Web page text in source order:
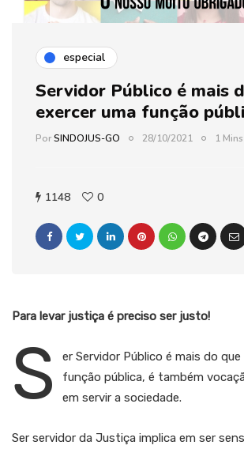
especial
Servidor Público é mais
exercer uma função
PorSINDOJUS-GO 28/10/2021 1
1148 0
Para levar justiça é preciso ser justo!
S
er Servidor Público é mais do que
função pública, é também
em servir a sociedade.
Ser servidor da Justiça implica em ser